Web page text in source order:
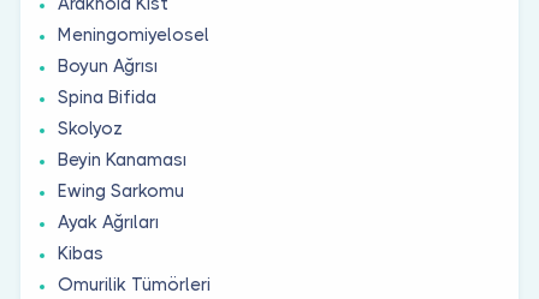
Meningomiyelosel
Boyun Ağrısı
Spina Bifida
Skolyoz
Beyin Kanaması
Ewing Sarkomu
Ayak Ağrıları
Kibas
Omurilik Tümörleri